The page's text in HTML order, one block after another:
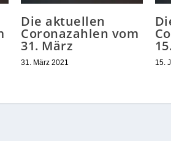
Die aktuellen
Coronazahlen vom
31. März
31. März 2021 15.